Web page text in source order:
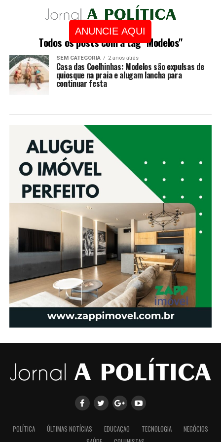
ANUNCIE AQUI
Todos os posts com a tag "Modelos"
SEM CATEGORIA 2 anos atrás
Casa das Coelhinhas: Modelos são expulsas de
quiosque na praia e alugam lancha para
continuar festa
POLÍTICA ÚLTIMAS NOTÍCIAS EDUCAÇÃO TECNOLOGIA
NEGÓCIOS